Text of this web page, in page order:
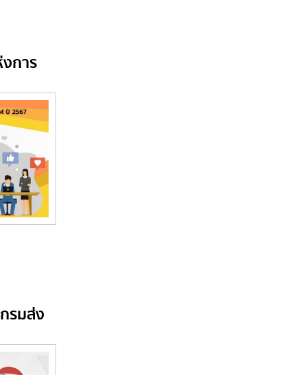
การ
รมส่ง